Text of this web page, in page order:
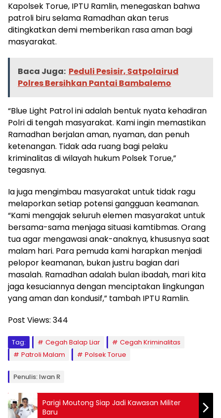
Kapolsek Torue, IPTU Ramlin, menegaskan bahwa
patroli biru selama Ramadhan akan terus
ditingkatkan demi memberikan rasa aman bagi
masyarakat.
Baca Juga: Peduli Pesisir, Satpolairud
Polres Bersihkan Pantai Bambalemo
“Blue Light Patrol ini adalah bentuk nyata kehadiran
Polri di tengah masyarakat. Kami ingin memastikan
Ramadhan berjalan aman, nyaman, dan penuh
ketenangan. Tidak ada ruang bagi pelaku
kriminalitas di wilayah hukum Polsek Torue,”
tegasnya.
Ia juga mengimbau masyarakat untuk tidak ragu
melaporkan setiap potensi gangguan keamanan.
“Kami mengajak seluruh elemen masyarakat untuk
bersama-sama menjaga situasi kamtibmas. Orang
tua agar mengawasi anak-anaknya, khususnya saat
malam hari. Para pemuda kami harapkan menjadi
pelopor keamanan, bukan justru bagian dari
masalah. Ramadhan adalah bulan ibadah, mari kita
jaga kesuciannya dengan menciptakan lingkungan
yang aman dan kondusif,” tambah IPTU Ramlin.
Post Views: 344
Tag: Cegah Balap Liar
Cegah Kriminalitas
Patroli Malam
Polsek Torue
Penulis: Iwan R
Parigi Moutong Siap Jadi Kawasan Militer
Baru